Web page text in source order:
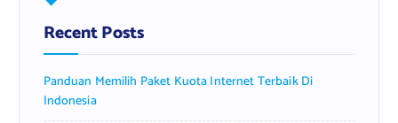
h
f
o
:
Recent Posts
Panduan Memilih Paket Kuota Internet Terbaik Di
Indonesia